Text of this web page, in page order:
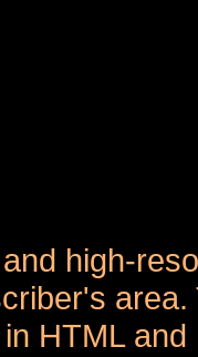
high-
HTML